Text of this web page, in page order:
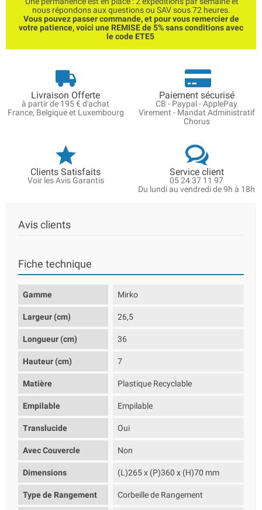
nous répondons aux questions ou SAV sous 72 heures.
Vous pouvez passer commande, et pour vous remercier de
votre patience, voici une REMISE de 5% sans conditions avec
le code ETE5
Livraison Offerte
à partir de 195 € d'achat
France, Belgique et Luxembourg
Paiement sécurisé
CB - Paypal - ApplePay
Virement - Mandat Administratif
Chorus
Clients Satisfaits
Voir les Avis Garantis
Service client
05 24 37 11 97
Du lundi au vendredi de 9h à 18h
Avis clients
Fiche technique
Gamme Mirko
Largeur (cm) 26,5
Longueur (cm) 36
Hauteur (cm) 7
Matière Plastique Recyclable
Empilable Empilable
Translucide Oui
Avec Couvercle Non
Dimensions (L)265 x (P)360 x (H)70 mm
Type de Rangement Corbeille de Rangement